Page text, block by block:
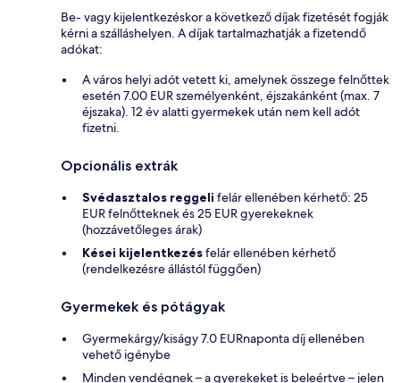
Be- vagy kijelentkezéskor a következő díjak fizetését fogják
kérni a szálláshelyen. A díjak tartalmazhatják a fizetendő
adókat:
A város helyi adót vetett ki, amelynek összege felnőttek
esetén 7.00 EUR személyenként, éjszakánként (max. 7
éjszaka). 12 év alatti gyermekek után nem kell adót
fizetni.
Opcionális extrák
Svédasztalos reggeli felár ellenében kérhető: 25
EUR felnőtteknek és 25 EUR gyerekeknek
(hozzávetőleges árak)
Kései kijelentkezésfelár ellenében kérhető
(rendelkezésre állástól függően)
Gyermekek és pótágyak
Gyermekárgy/kiságy 7.0 EURnaponta díj ellenében
vehető igénybe
Minden vendégnek – a gyerekeket is beleértve – jelen